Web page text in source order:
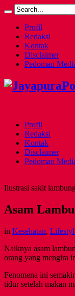
Profil
Redaksi
Kontak
Disclaimer
Pedoman
Profil
Redaksi
Kontak
Disclaimer
Pedoman
Ilustrasi sakit
Asam
in Kesehatan,
Naiknya asam
orang yang mengira
Fenomena ini
tidur setelah makan